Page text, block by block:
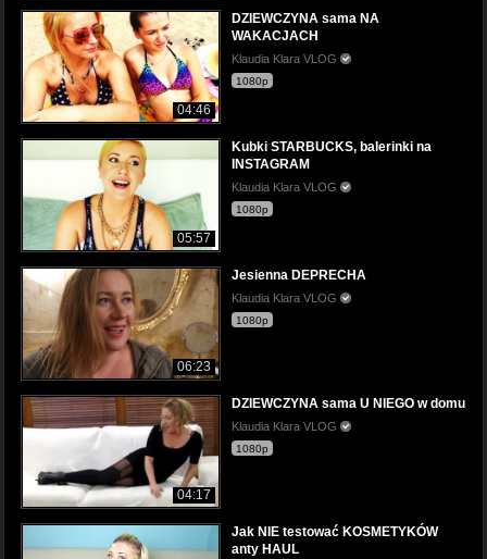
04:46
DZIEWCZYNA sama NA
WAKACJACH
Klaudia Klara VLOG
1080p
05:57
Kubki STARBUCKS, balerinki na
INSTAGRAM
Klaudia Klara VLOG
1080p
06:23
Jesienna DEPRECHA
Klaudia Klara VLOG
1080p
04:17
DZIEWCZYNA sama U NIEGO w domu
Klaudia Klara VLOG
1080p
Jak NIE testować KOSMETYKÓW
anty HAUL